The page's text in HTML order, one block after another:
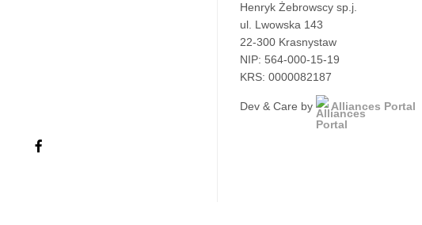
facebook
Henryk Żebrowscy sp.j.
ul. Lwowska 143
22-300 Krasnystaw
NIP: 564-000-15-19
KRS: 0000082187
Dev & Care by Alliances Portal